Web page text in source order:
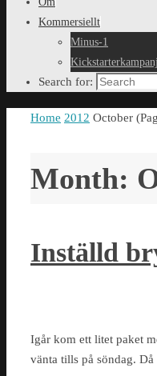
Kommersiellt
Minus-1
Search for:
Home 2012 October
Month:
Inställd
Igår kom ett litet paket
vänta tills på söndag.